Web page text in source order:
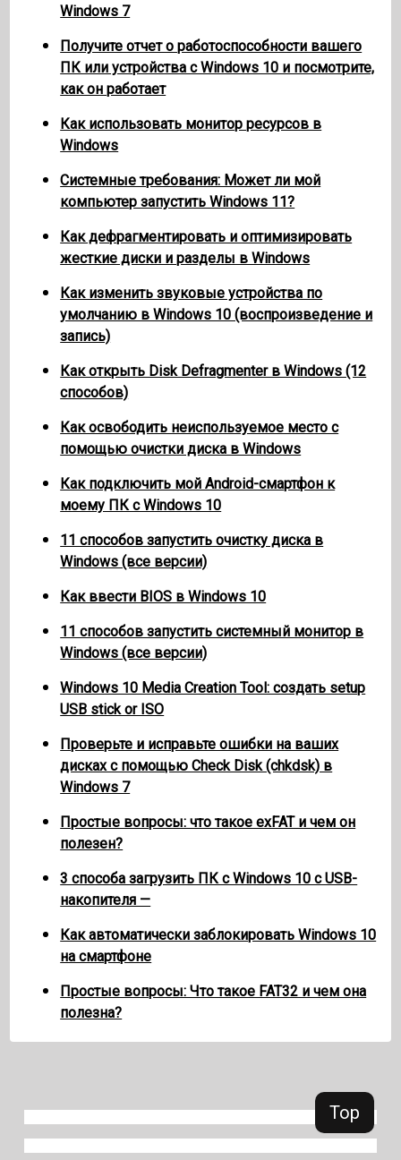
Top
Windows 7
Получите отчет о работоспособности вашего
ПК или устройства с Windows 10 и посмотрите,
как он работает
Как использовать монитор ресурсов в
Windows
Системные требования: Может ли мой
компьютер запустить Windows 11?
Как дефрагментировать и оптимизировать
жесткие диски и разделы в Windows
Как изменить звуковые устройства по
умолчанию в Windows 10 (воспроизведение и
запись)
Как открыть Disk Defragmenter в Windows (12
способов)
Как освободить неиспользуемое место с
помощью очистки диска в Windows
Как подключить мой Android-смартфон к
моему ПК с Windows 10
11 способов запустить очистку диска в
Windows (все версии)
Как ввести BIOS в Windows 10
11 способов запустить системный монитор в
Windows (все версии)
Windows 10 Media Creation Tool: создать setup
USB stick or ISO
Проверьте и исправьте ошибки на ваших
дисках с помощью Check Disk (chkdsk) в
Windows 7
Простые вопросы: что такое exFAT и чем он
полезен?
3 способа загрузить ПК с Windows 10 с USB-
накопителя —
Как автоматически заблокировать Windows 10
на смартфоне
Простые вопросы: Что такое FAT32 и чем она
полезна?